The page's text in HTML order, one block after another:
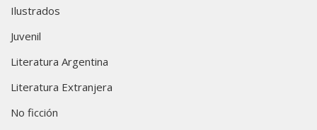
Ilustrados
Juvenil
Literatura Argentina
Literatura Extranjera
No ficción